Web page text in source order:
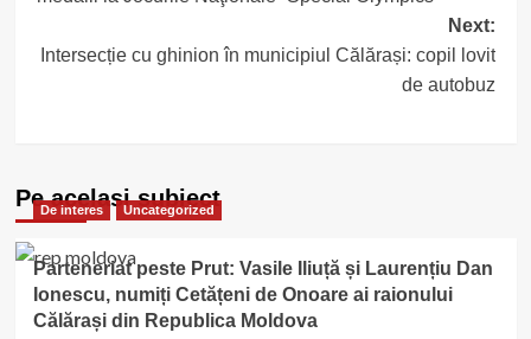
Next:
Intersecție cu ghinion în municipiul Călărași: copil lovit
de autobuz
Pe acelasi subiect
De interes Uncategorized
Parteneriat peste Prut: Vasile Iliuță și Laurențiu Dan
Ionescu, numiți Cetățeni de Onoare ai raionului
Călărași din Republica Moldova